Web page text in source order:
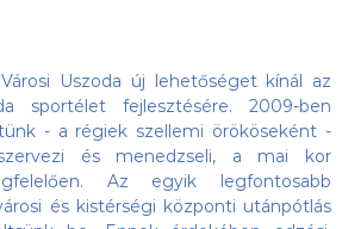
Uszoda új lehetőséget kínál az
sportélet fejlesztésére. 2009-ben
- a régiek szellemi örököseként -
és menedzseli, a mai kor
Az egyik legfontosabb
és kistérségi központi utánpótlás